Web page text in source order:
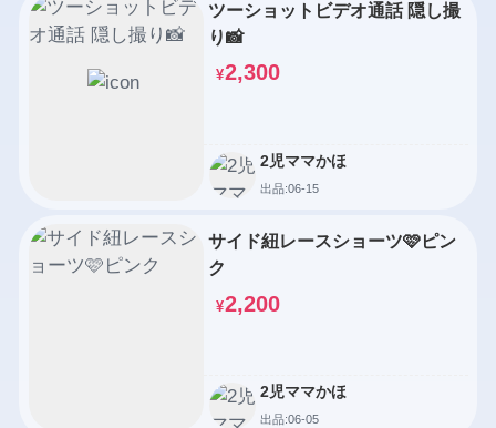
ツーショットビデオ通話 隠し撮
り📸
¥2,300
2児ママかほ
出品:06-15
サイド紐レースショーツ🩷ピン
ク
¥2,200
2児ママかほ
出品:06-05